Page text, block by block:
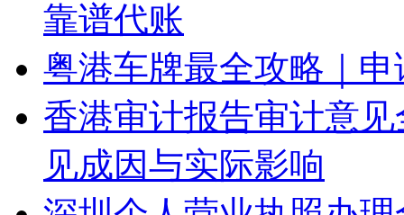
靠谱代账
粤港车牌最全攻略｜
香港审计报告审计意
见成因与实际影响